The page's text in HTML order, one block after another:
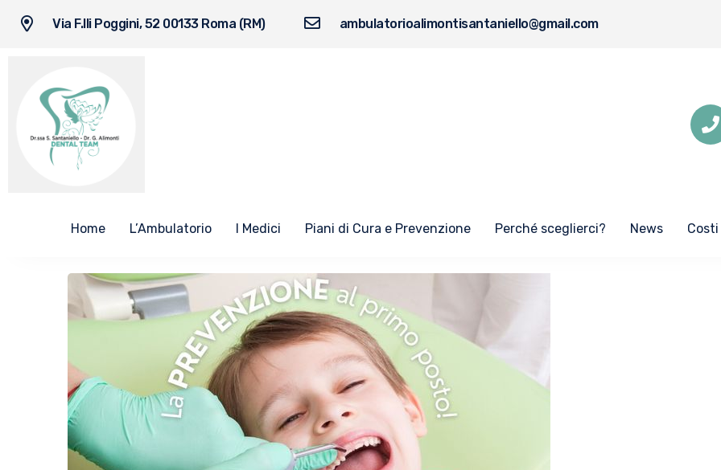
Via F.lli Poggini, 52 00133 Roma (RM) ambulatorioalimontisantaniello@gmail.com
Home L’Ambulatorio I Medici Piani di Cura e Prevenzione Perché sceglierci? News Costi